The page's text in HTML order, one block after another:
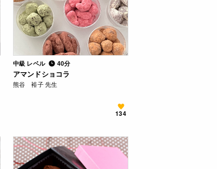
中級 レベル 40分
アマンドショコラ
熊谷 裕子 先生
134